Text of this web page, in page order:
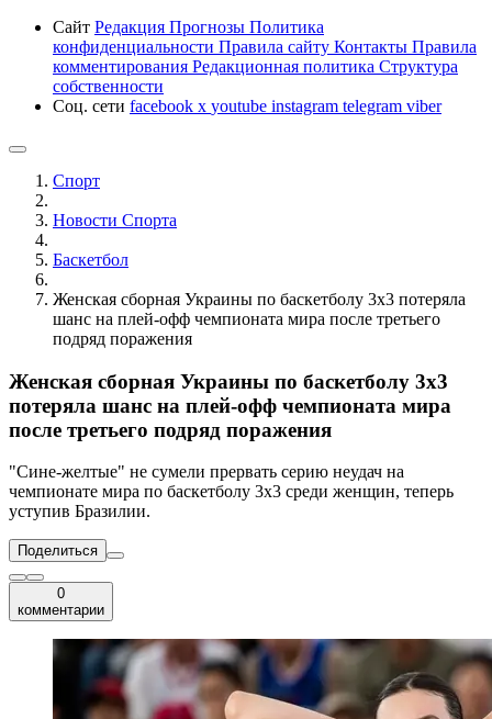
Сайт Редакция Прогнозы Политика
конфиденциальности Правила сайту Контакты Правила
комментирования Редакционная политика Структура
собственности
Соц. сети facebook x youtube instagram telegram viber
Спорт
Новости Cпорта
Баскетбол
Женская сборная Украины по баскетболу 3х3 потеряла
шанс на плей-офф чемпионата мира после третьего
подряд поражения
Женская сборная Украины по баскетболу 3х3
потеряла шанс на плей-офф чемпионата мира
после третьего подряд поражения
"Сине-желтые" не сумели прервать серию неудач на
чемпионате мира по баскетболу 3х3 среди женщин, теперь
уступив Бразилии.
Поделиться
0
комментарии